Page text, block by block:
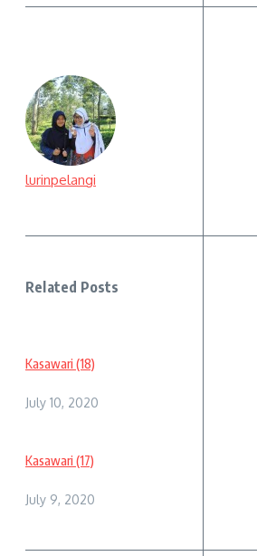
lurinpelangi
Related Posts
Kasawari (18)
July 10, 2020
Kasawari (17)
July 9, 2020